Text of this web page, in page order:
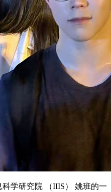
学研究院 （IIIS） 姚班的一